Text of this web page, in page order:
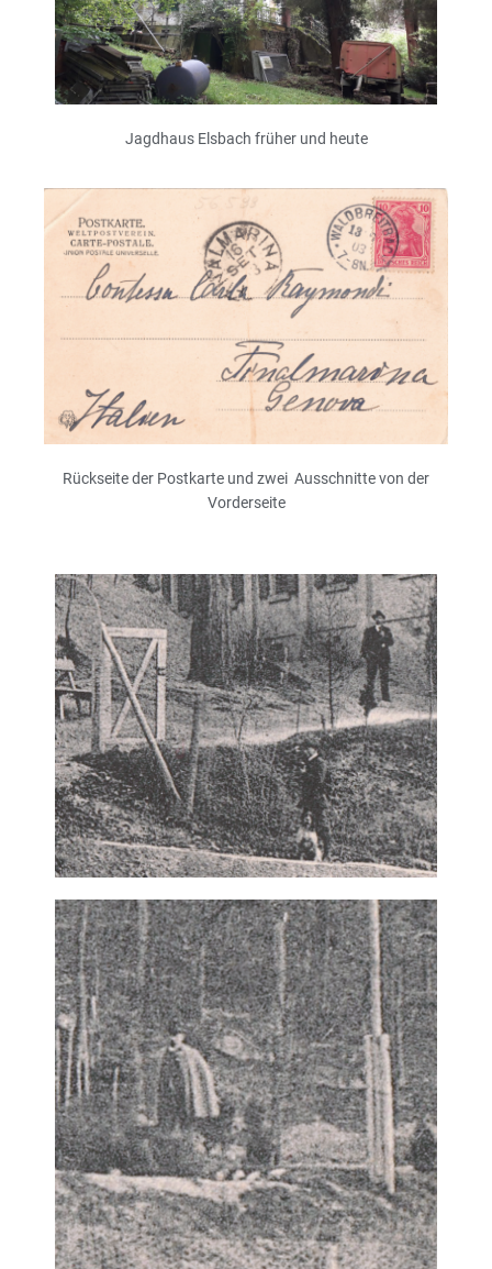
Jagdhaus Elsbach früher und heute
Rückseite der Postkarte und zwei Ausschnitte von der
Vorderseite